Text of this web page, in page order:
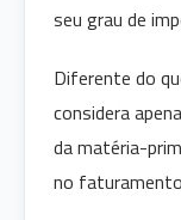
seu grau de
Diferente do
considera
da matéria-
no